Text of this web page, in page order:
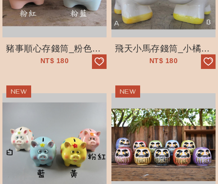
豬事順心存錢筒_粉色_療癒系
NT$ 180
飛天小馬存錢筒_小橘_粉紅_兩款_翅膀
NT$ 180